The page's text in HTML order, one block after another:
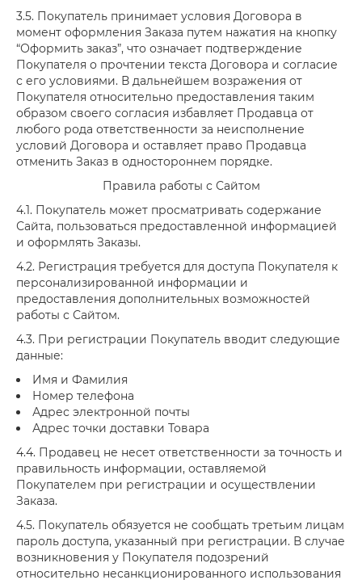
3.5. Покупатель принимает условия Договора в
момент оформления Заказа путем нажатия на кнопку
“Оформить заказ”, что означает подтверждение
Покупателя о прочтении текста Договора и согласие
с его условиями. В дальнейшем возражения от
Покупателя относительно предоставления таким
образом своего согласия избавляет Продавца от
любого рода ответственности за неисполнение
условий Договора и оставляет право Продавца
отменить Заказ в одностороннем порядке.
Правила работы с Сайтом
4.1. Покупатель может просматривать содержание
Сайта, пользоваться предоставленной информацией
и оформлять Заказы.
4.2. Регистрация требуется для доступа Покупателя к
персонализированной информации и
предоставления дополнительных возможностей
работы с Сайтом.
4.3. При регистрации Покупатель вводит следующие
данные:
Имя и Фамилия
Номер телефона
Адрес электронной почты
Адрес точки доставки Товара
4.4. Продавец не несет ответственности за точность и
правильность информации, оставляемой
Покупателем при регистрации и осуществлении
Заказа.
4.5. Покупатель обязуется не сообщать третьим лицам
пароль доступа, указанный при регистрации. В случае
возникновения у Покупателя подозрений
относительно несанкционированного использования